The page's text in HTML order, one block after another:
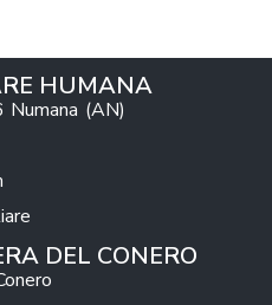
HUMANA
(AN)
DEL CONERO